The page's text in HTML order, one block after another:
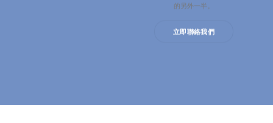
的另外一半。
立即聯絡我們